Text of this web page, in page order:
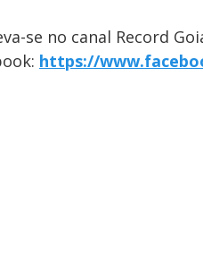
se no canal Record
https://